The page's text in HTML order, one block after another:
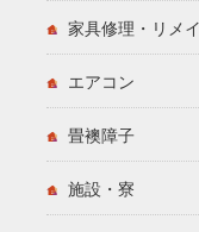
家具修理・リメ
エアコン
畳襖障子
施設・寮